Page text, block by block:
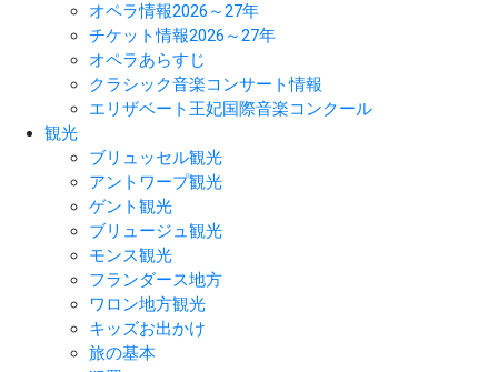
オペラ情報2026～27年
チケット情報2026～27年
オペラあらすじ
クラシック音楽コンサート情報
エリザベート王妃国際音楽コンクール
観光
ブリュッセル観光
アントワープ観光
ゲント観光
ブリュージュ観光
モンス観光
フランダース地方
ワロン地方観光
キッズお出かけ
旅の基本